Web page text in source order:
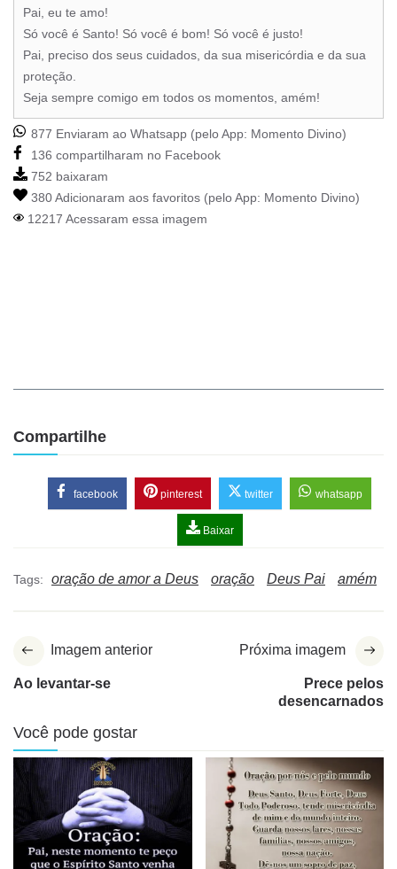
Pai, eu te amo!
Só você é Santo! Só você é bom! Só você é justo!
Pai, preciso dos seus cuidados, da sua misericórdia e da sua
proteção.
Seja sempre comigo em todos os momentos, amém!
877 Enviaram ao Whatsapp (pelo App: Momento Divino)
136 compartilharam no Facebook
752 baixaram
380 Adicionaram aos favoritos (pelo App: Momento Divino)
12217 Acessaram essa imagem
Compartilhe
facebook pinterest twitter whatsapp
Baixar
Tags: oração de amor a Deus oração Deus Pai amém
Imagem anterior
Ao levantar-se
Próxima imagem
Prece pelos
desencarnados
Você pode gostar